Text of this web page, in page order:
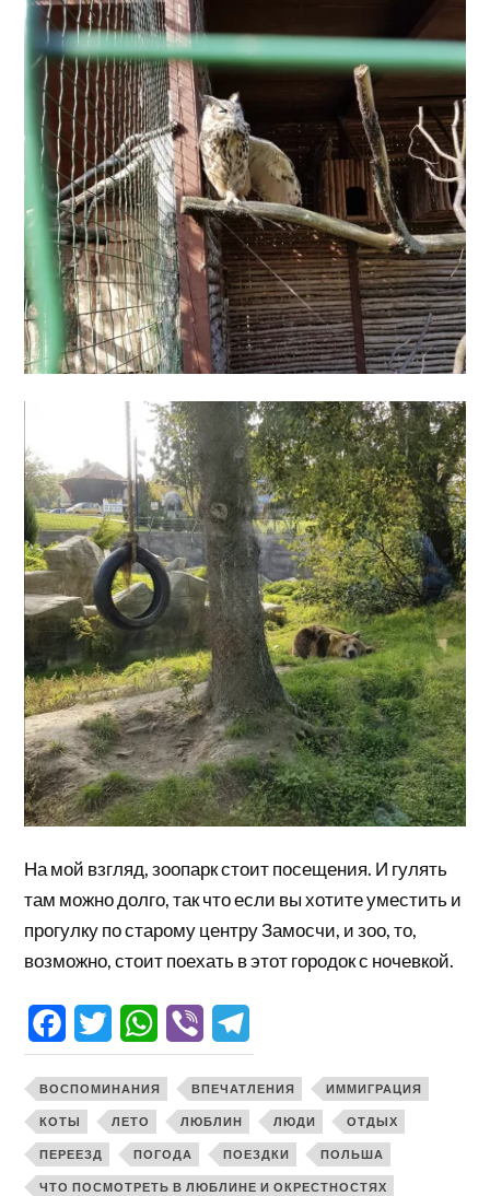
На мой взгляд, зоопарк стоит посещения. И гулять
там можно долго, так что если вы хотите уместить и
прогулку по старому центру Замосчи, и зоо, то,
возможно, стоит поехать в этот городок с ночевкой.
FacebookTwitter WhatsApp
Viber
ВОСПОМИНАНИЯ ВПЕЧАТЛЕНИЯ ИММИГРАЦИЯ
КОТЫ ЛЕТО ЛЮБЛИН ЛЮДИ ОТДЫХ
ПЕРЕЕЗД ПОГОДА ПОЕЗДКИ ПОЛЬША
ЧТО ПОСМОТРЕТЬ В ЛЮБЛИНЕ И ОКРЕСТНОСТЯХ